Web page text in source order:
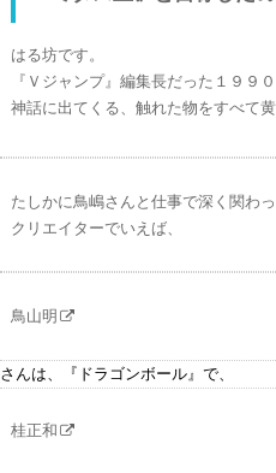
はる坊です。
『Ｖジャンプ』編集長だった１９９
神話に出てくる、触れた物をすべて
たしかに鳥嶋さんと仕事で深く関わ
クリエイターでいえば、
鳥山明
さんは、『ドラゴンボール』で、
桂正和